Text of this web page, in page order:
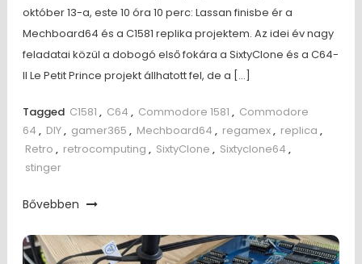
október 13-a, este 10 óra 10 perc: Lassan finisbe ér a
Mechboard64 és a C1581 replika projektem. Az idei év nagy
feladatai közül a dobogó első fokára a SixtyClone és a C64-
II Le Petit Prince projekt állhatott fel, de a […]
Tagged C1581 , C64 , Commodore 1581 , Commodore
64 , DIY, gamer365 , Mechboard64 , regamex, replica ,
Retro , retrocomputing , SixtyClone , Sixtyclone64 ,
stinger
Bővebben